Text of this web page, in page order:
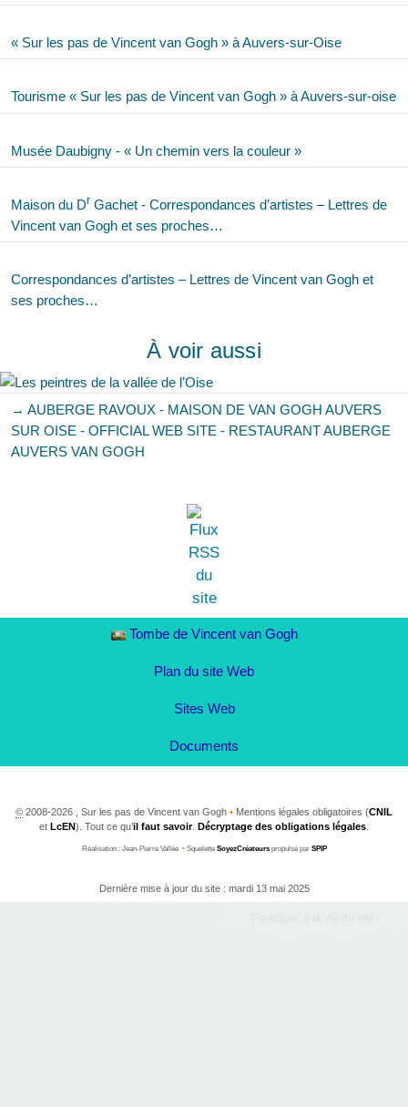
« Sur les pas de Vincent van Gogh » à Auvers-sur-Oise
Tourisme « Sur les pas de Vincent van Gogh » à Auvers-sur-oise
Musée Daubigny - « Un chemin vers la couleur »
Maison du Dr Gachet - Correspondances d’artistes – Lettres de
Vincent van Gogh et ses proches…
Correspondances d’artistes – Lettres de Vincent van Gogh et
ses proches…
À voir aussi
→ AUBERGE RAVOUX - MAISON DE VAN GOGH AUVERS
SUR OISE - OFFICIAL WEB SITE - RESTAURANT AUBERGE
AUVERS VAN GOGH
Tombe de Vincent van Gogh
Plan du site Web
Sites Web
Documents
© 2008-2026 , Sur les pas de Vincent van Gogh • Mentions légales obligatoires (CNIL
et LcEN). Tout ce qu’il faut savoir. Décryptage des obligations légales
Réalisation : Jean-Pierre Vallée •Squelette SoyezCréateurspropulsé par SPIP
Dernière mise à jour du site : mardi 13 mai 2025